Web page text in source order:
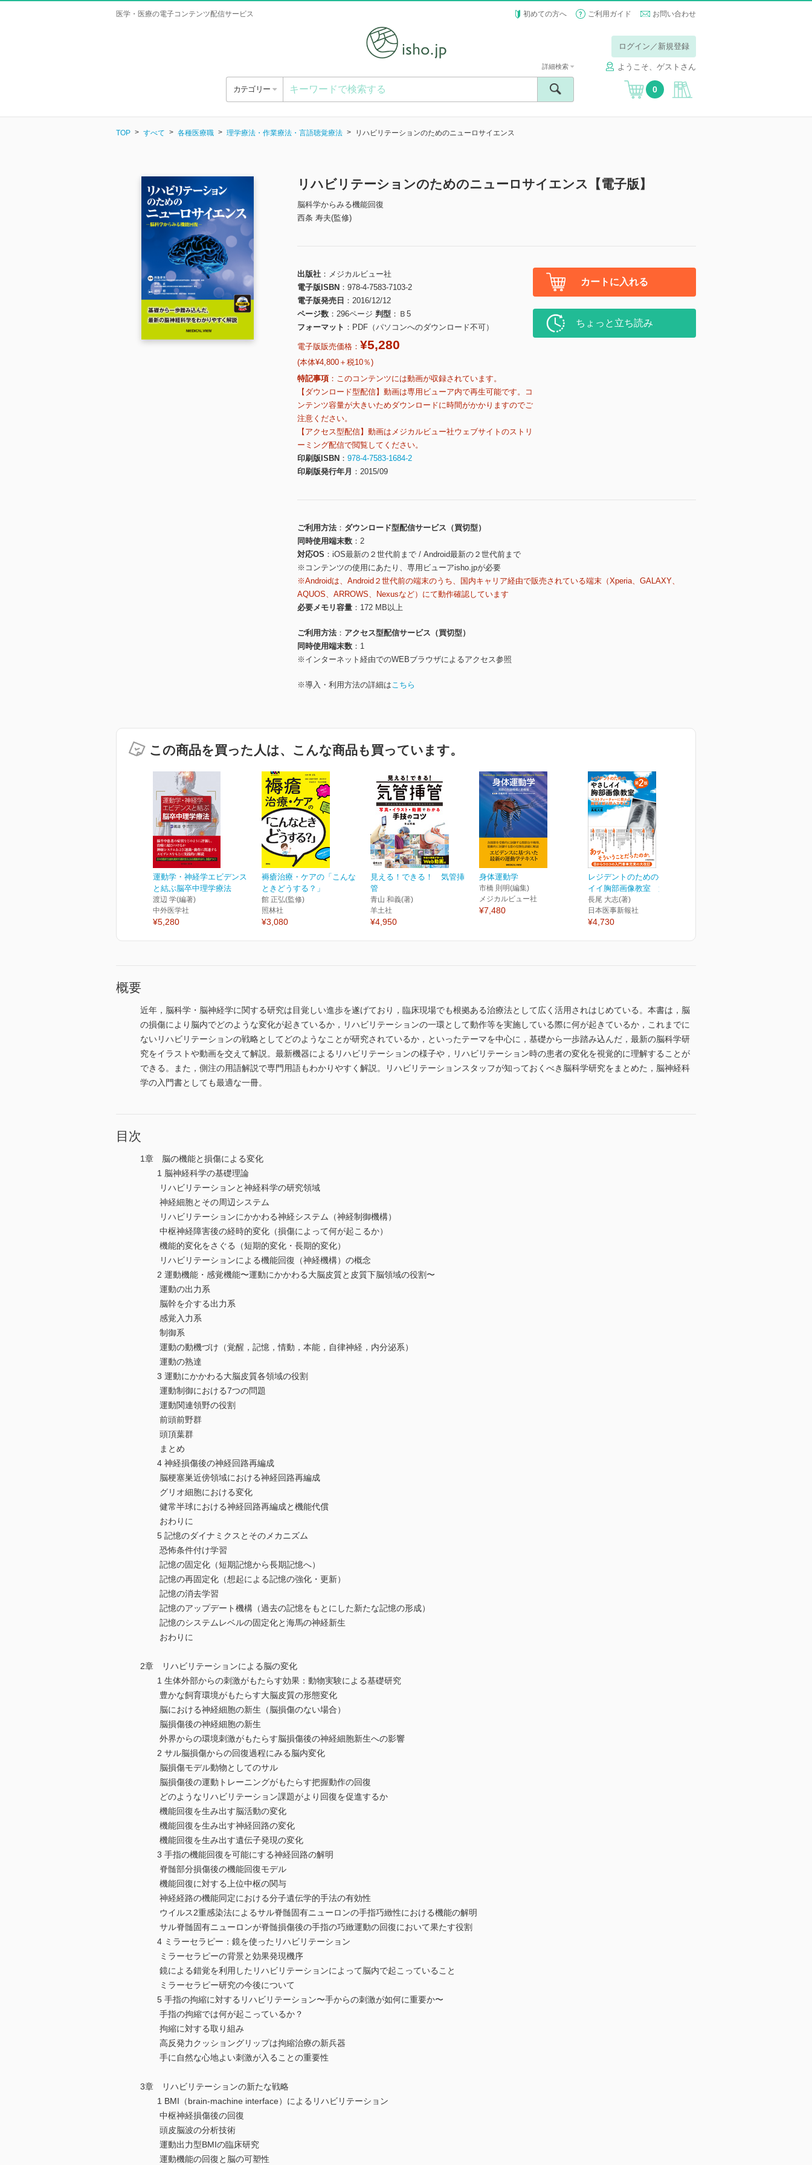
医学・医療の電子コンテンツ配信サービス 初めての方へ ご利用ガイド お問い合わせ
ログイン／新規登録
ようこそ、ゲストさん
カテゴリー
詳細検索
0
TOP すべて 各種医療職 理学療法・作業療法・言語聴覚療法 リハビリテーションのためのニューロサイエンス
リハビリテーションのためのニューロサイエンス【電子版】
脳科学からみる機能回復
西条 寿夫(監修)
出版社
メジカルビュー社
電子版ISBN
978-4-7583-7103-2
電子版発売日
2016/12/12
ページ数
296ページ 判型
Ｂ5
フォーマット
PDF（パソコンへのダウンロード不可）
電子版販売価格： ¥5,280
(本体¥4,800＋税10％)
特記事項
このコンテンツには動画が収録されています。
【ダウンロード型配信】動画は専用ビューア内で再生可能です。コ
ンテンツ容量が大きいためダウンロードに時間がかかりますのでご
注意ください。
【アクセス型配信】動画はメジカルビュー社ウェブサイトのストリ
ーミング配信で閲覧してください。
印刷版ISBN
978-4-7583-1684-2
印刷版発行年月
2015/09
カートに入れる
ちょっと立ち読み
ご利用方法
ダウンロード型配信サービス（買切型）
同時使用端末数
2
対応OS
iOS最新の２世代前まで / Android最新の２世代前まで
※コンテンツの使用にあたり、専用ビューアisho.jpが必要
※Androidは、Android２世代前の端末のうち、国内キャリア経由で販売されている端末（Xperia、GALAXY、
AQUOS、ARROWS、Nexusなど）にて動作確認しています
必要メモリ容量
172 MB以上
ご利用方法
アクセス型配信サービス（買切型）
同時使用端末数
1
※インターネット経由でのWEBブラウザによるアクセス参照
※導入・利用方法の詳細はこちら
この商品を買った人は、こんな商品も買っています。
運動学・神経学エビデンス
と結ぶ脳卒中理学療法
渡辺 学(編著)
中外医学社
¥5,280
褥瘡治療・ケアの「こんな
ときどうする？」
館 正弘(監修)
照林社
¥3,080
見える！できる！ 気管挿
管
青山 和義(著)
羊土社
¥4,950
身体運動学
市橋 則明(編集)
メジカルビュー社
¥7,480
レジデントのためのやさし
イイ胸部画像教室 第2版
長尾 大志(著)
日本医事新報社
¥4,730
概要
近年，脳科学・脳神経学に関する研究は目覚しい進歩を遂げており，臨床現場でも根拠ある治療法として広く活用されはじめている。本書は，脳
の損傷により脳内でどのような変化が起きているか，リハビリテーションの一環として動作等を実施している際に何が起きているか，これまでに
ないリハビリテーションの戦略としてどのようなことが研究されているか，といったテーマを中心に，基礎から一歩踏み込んだ，最新の脳科学研
究をイラストや動画を交えて解説。最新機器によるリハビリテーションの様子や，リハビリテーション時の患者の変化を視覚的に理解することが
できる。また，側注の用語解説で専門用語もわかりやすく解説。リハビリテーションスタッフが知っておくべき脳科学研究をまとめた，脳神経科
学の入門書としても最適な一冊。
目次
1章 脳の機能と損傷による変化
1 脳神経科学の基礎理論
リハビリテーションと神経科学の研究領域
神経細胞とその周辺システム
リハビリテーションにかかわる神経システム（神経制御機構）
中枢神経障害後の経時的変化（損傷によって何が起こるか）
機能的変化をさぐる（短期的変化・長期的変化）
リハビリテーションによる機能回復（神経機構）の概念
2 運動機能・感覚機能〜運動にかかわる大脳皮質と皮質下脳領域の役割〜
運動の出力系
脳幹を介する出力系
感覚入力系
制御系
運動の動機づけ（覚醒，記憶，情動，本能，自律神経，内分泌系）
運動の熟達
3 運動にかかわる大脳皮質各領域の役割
運動制御における7つの問題
運動関連領野の役割
前頭前野群
頭頂葉群
まとめ
4 神経損傷後の神経回路再編成
脳梗塞巣近傍領域における神経回路再編成
グリオ細胞における変化
健常半球における神経回路再編成と機能代償
おわりに
5 記憶のダイナミクスとそのメカニズム
恐怖条件付け学習
記憶の固定化（短期記憶から長期記憶へ）
記憶の再固定化（想起による記憶の強化・更新）
記憶の消去学習
記憶のアップデート機構（過去の記憶をもとにした新たな記憶の形成）
記憶のシステムレベルの固定化と海馬の神経新生
おわりに
2章 リハビリテーションによる脳の変化
1 生体外部からの刺激がもたらす効果：動物実験による基礎研究
豊かな飼育環境がもたらす大脳皮質の形態変化
脳における神経細胞の新生（脳損傷のない場合）
脳損傷後の神経細胞の新生
外界からの環境刺激がもたらす脳損傷後の神経細胞新生への影響
2 サル脳損傷からの回復過程にみる脳内変化
脳損傷モデル動物としてのサル
脳損傷後の運動トレーニングがもたらす把握動作の回復
どのようなリハビリテーション課題がより回復を促進するか
機能回復を生み出す脳活動の変化
機能回復を生み出す神経回路の変化
機能回復を生み出す遺伝子発現の変化
3 手指の機能回復を可能にする神経回路の解明
脊髄部分損傷後の機能回復モデル
機能回復に対する上位中枢の関与
神経経路の機能同定における分子遺伝学的手法の有効性
ウイルス2重感染法によるサル脊髄固有ニューロンの手指巧緻性における機能の解明
サル脊髄固有ニューロンが脊髄損傷後の手指の巧緻運動の回復において果たす役割
4 ミラーセラピー：鏡を使ったリハビリテーション
ミラーセラピーの背景と効果発現機序
鏡による錯覚を利用したリハビリテーションによって脳内で起こっていること
ミラーセラピー研究の今後について
5 手指の拘縮に対するリハビリテーション〜手からの刺激が如何に重要か〜
手指の拘縮では何が起こっているか？
拘縮に対する取り組み
高反発力クッショングリップは拘縮治療の新兵器
手に自然な心地よい刺激が入ることの重要性
3章 リハビリテーションの新たな戦略
1 BMI（brain-machine interface）によるリハビリテーション
中枢神経損傷後の回復
頭皮脳波の分析技術
運動出力型BMIの臨床研究
運動機能の回復と脳の可塑性